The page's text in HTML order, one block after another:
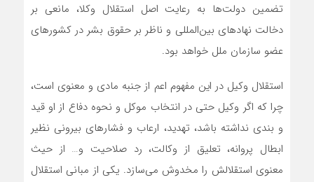
تضمین دولت‌ها به رعایت اصل استقلال وکلا، مانعی بر
دخالت نهادهای بین‌المللی و ناظر بر حقوق بشر در کشورهای
عضو سازمان ملل خواهد بود.
استقلال وکیل در این مفهوم اعم از جنبه مادی و معنوی است،
چرا که ‌اگر وکیل حتی در انتخاب موکل و نحوه دفاع از او قید
و بندی نداشته باشد، تهدید، ارعاب و فشارهای بیرونی نظیر
ابطال پروانه، تعلیق از وکالت، رد صلاحیت و… از حیث
معنوی استقلالش را مخدوش می‌سازد. یکی از مبانی استقلال